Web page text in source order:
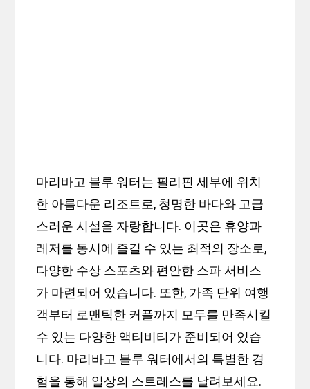
마리바고 블루 워터는 필리핀 세부에 위치
한 아름다운 리조트로, 청명한 바다와 고급
스러운 시설을 자랑합니다. 이곳은 휴양과
레저를 동시에 즐길 수 있는 최적의 장소로,
다양한 수상 스포츠와 편안한 스파 서비스
가 마련되어 있습니다. 또한, 가족 단위 여행
객부터 로맨틱한 커플까지 모두를 만족시킬
수 있는 다양한 액티비티가 준비되어 있습
니다. 마리바고 블루 워터에서의 특별한 경
험을 통해 일상의 스트레스를 날려보세요.